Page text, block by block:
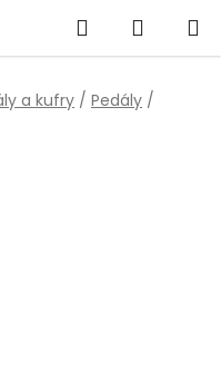
Hledat
KOŠÍK
a kufry / Pedály /